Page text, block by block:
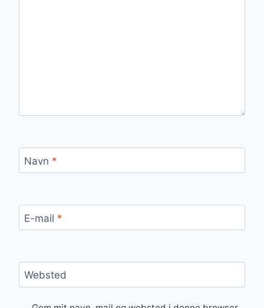
Navn *
E-mail *
Websted